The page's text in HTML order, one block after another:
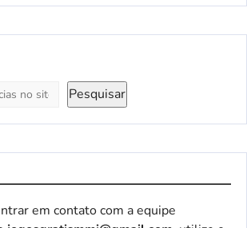
Pesquisar
em contato com a equipe